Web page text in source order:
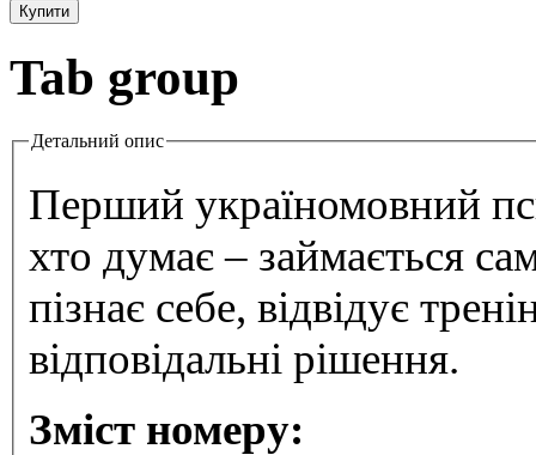
Tab group
Детальний опис
Перший україномовний
хто думає – займається
пізнає себе, відвідує
відповідальні рішення.
Зміст номеру: